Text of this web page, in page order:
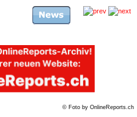
© Foto by OnlineReports.ch